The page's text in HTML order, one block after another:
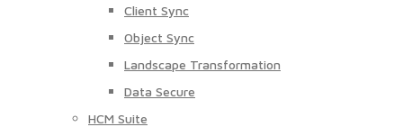
Client Sync
Object Sync
Landscape Transformation
Data Secure
HCM Suite